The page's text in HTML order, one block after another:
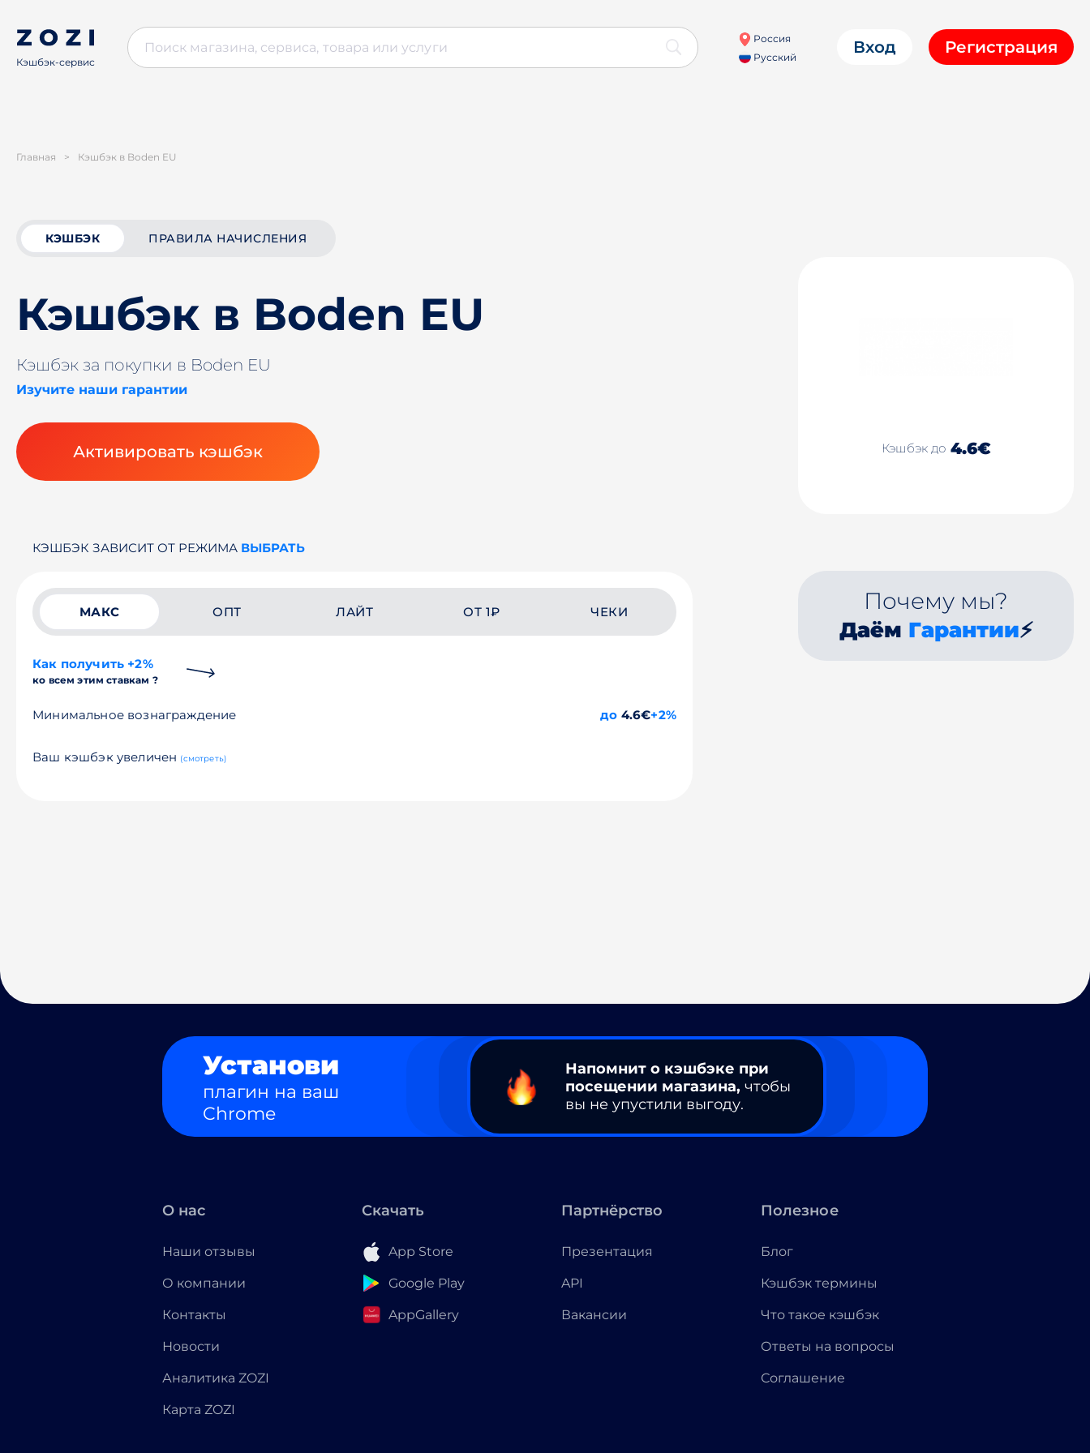
Кэшбэк-сервис
Россия
Русский
Вход Регистрация
Главная > Кэшбэк в Boden EU
КЭШБЭК ПРАВИЛА НАЧИСЛЕНИЯ
Кэшбэк в Boden EU
Кэшбэк за покупки в Boden EU
Изучите наши гарантии
Активировать кэшбэк Кэшбэк до 4.6€
КЭШБЭК ЗАВИСИТ ОТ РЕЖИМА ВЫБРАТЬ
МАКС ОПТ ЛАЙТ ОТ 1₽ ЧЕКИ
Как получить +2%
ко всем этим ставкам ?
Минимальное вознаграждение до 4.6€+2%
Ваш кэшбэк увеличен (смотреть)
Почему мы?
Даём Гарантии⚡
Установи
плагин на ваш
Chrome
Напомнит о кэшбэке при
посещении магазина, чтобы
вы не упустили выгоду.
О нас
Наши отзывы
О компании
Контакты
Новости
Аналитика ZOZI
Карта ZOZI
Скачать
App Store
Google Play
AppGallery
Партнёрство
Презентация
API
Вакансии
Полезное
Блог
Кэшбэк термины
Что такое кэшбэк
Ответы на вопросы
Соглашение